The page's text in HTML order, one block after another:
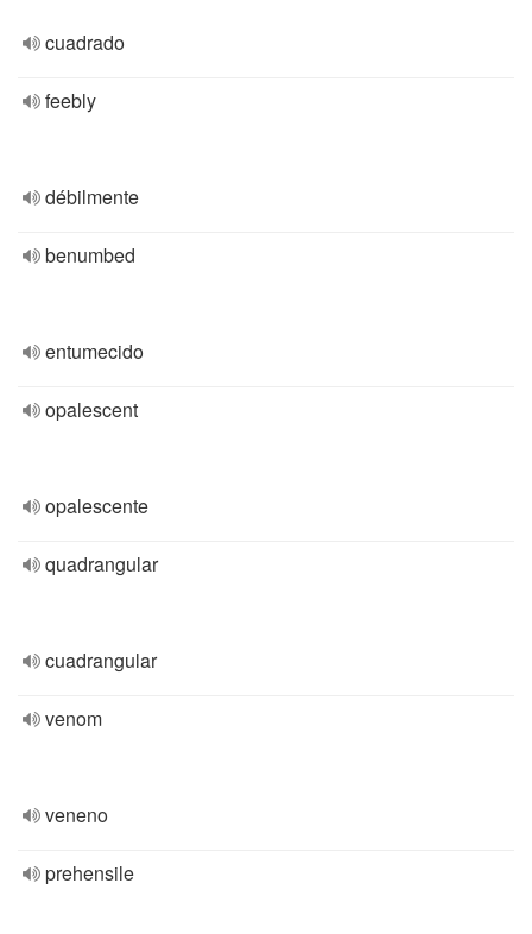
cuadrado
feebly
débilmente
benumbed
entumecido
opalescent
opalescente
quadrangular
cuadrangular
venom
veneno
prehensile